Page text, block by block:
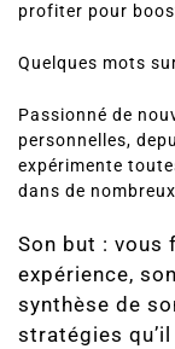
profiter pour
Quelques mots
Passionné de
personnelles,
expérimente
dans de
Son but : vous
expérience,
synthèse de
stratégies